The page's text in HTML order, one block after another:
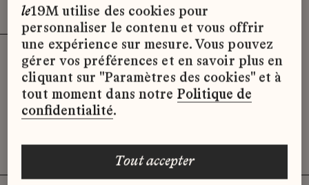
Désolé, il semble qu’il n’y ait pas
d’offres d’emploi disponibles pour le
moment.
le19M utilise des cookies pour
personnaliser le contenu et vous offrir
une expérience sur mesure. Vous pouvez
gérer vos préférences et en savoir plus en
cliquant sur "Paramètres des cookies" et à
tout moment dans notre Politique de
confidentialité.
tout accepter